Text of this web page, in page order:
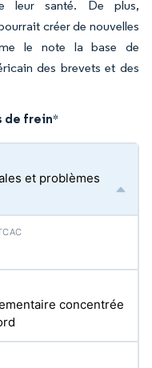
leur santé. De plus,
créer de nouvelles
le note la base de
des brevets et des
de frein*
et problèmes
concentrée